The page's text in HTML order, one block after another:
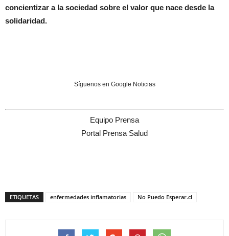
concientizar a la sociedad sobre el valor que nace desde la
solidaridad.
Síguenos en Google Noticias
Equipo Prensa
Portal Prensa Salud
ETIQUETAS enfermedades inflamatorias No Puedo Esperar.cl